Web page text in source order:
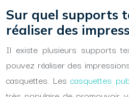
Sur quel supports
réaliser des
Il existe plusieurs supports
pouvez réaliser des
casquettes. Lescasquettes